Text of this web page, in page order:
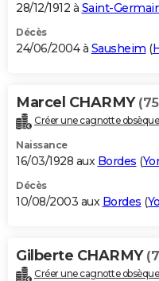
28/12/1912 à Saint-
Décès
24/06/2004 à Sausheim (
Marcel CHARMY
Créer une cagnotte
Naissance
16/03/1928 aux Bordes (
Décès
10/08/2003 aux Bordes (
Gilberte CHARMY
Créer une cagnotte